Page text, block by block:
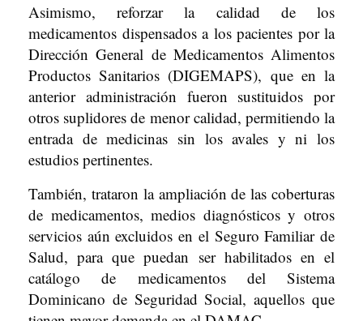
Asimismo, reforzar la calidad de los
medicamentos dispensados a los pacientes por la
Dirección General de Medicamentos Alimentos
Productos Sanitarios (DIGEMAPS), que en la
anterior administración fueron sustituidos por
otros suplidores de menor calidad, permitiendo la
entrada de medicinas sin los avales y ni los
estudios pertinentes.
También, trataron la ampliación de las coberturas
de medicamentos, medios diagnósticos y otros
servicios aún excluidos en el Seguro Familiar de
Salud, para que puedan ser habilitados en el
catálogo de medicamentos del Sistema
Dominicano de Seguridad Social, aquellos que